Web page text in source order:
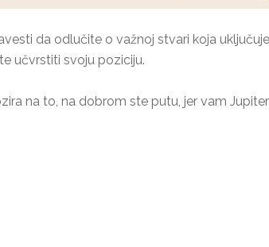
da odlučite o važnoj stvari koja
učvrstiti svoju poziciju.
na to, na dobrom ste putu, jer vam